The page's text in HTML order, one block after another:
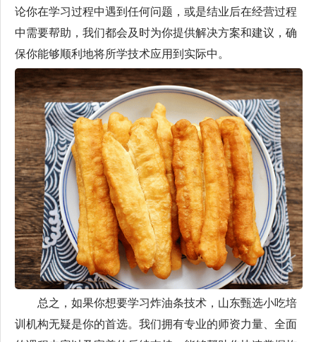
论你在学习过程中遇到任何问题，或是结业后在经营过程
中需要帮助，我们都会及时为你提供解决方案和建议，确
保你能够顺利地将所学技术应用到实际中。
总之，如果你想要学习炸油条技术，山东甄选小吃培
训机构无疑是你的首选。我们拥有专业的师资力量、全面